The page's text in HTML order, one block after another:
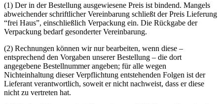
(1) Der in der Bestellung ausgewiesene Preis ist bindend. Mangels
abweichender schriftlicher Vereinbarung schließt der Preis Lieferung
“frei Haus”, einschließlich Verpackung ein. Die Rückgabe der
Verpackung bedarf gesonderter Vereinbarung.
(2) Rechnungen können wir nur bearbeiten, wenn diese –
entsprechend den Vorgaben unserer Bestellung – die dort
angegebene Bestellnummer angeben; für alle wegen
Nichteinhaltung dieser Verpflichtung entstehenden Folgen ist der
Lieferant verantwortlich, soweit er nicht nachweist, dass er diese
nicht zu vertreten hat.